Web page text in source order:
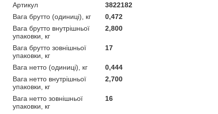
Артикул
3822182
Вага брутто (одиниці), кг
0,472
Вага брутто внутрішньої
упаковки, кг
2,800
Вага брутто зовнішньої
упаковки, кг
17
Вага нетто (одиниці), кг
0,444
Вага нетто внутрішньої
упаковки, кг
2,700
Вага нетто зовнішньої
упаковки, кг
16